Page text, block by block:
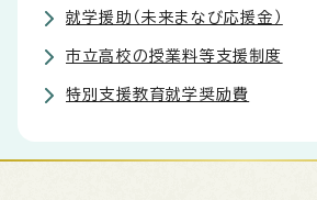
就学援助（未来まなび応援金）
市立高校の授業料等支援制度
特別支援教育就学奨励費